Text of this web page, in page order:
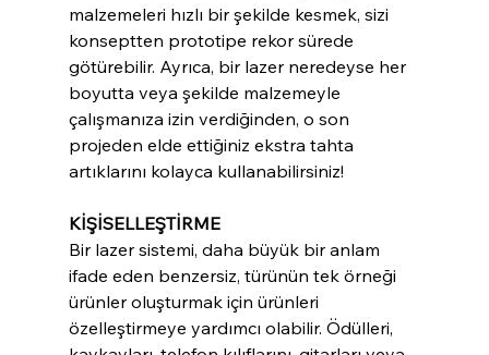
malzemeleri hızlı bir şekilde kesmek, sizi
konseptten prototipe rekor sürede
götürebilir. Ayrıca, bir lazer neredeyse her
boyutta veya şekilde malzemeyle
çalışmanıza izin verdiğinden, o son
projeden elde ettiğiniz ekstra tahta
artıklarını kolayca kullanabilirsiniz!
KİŞİSELLEŞTİRME
Bir lazer sistemi, daha büyük bir anlam
ifade eden benzersiz, türünün tek örneği
ürünler oluşturmak için ürünleri
özelleştirmeye yardımcı olabilir. Ödülleri,